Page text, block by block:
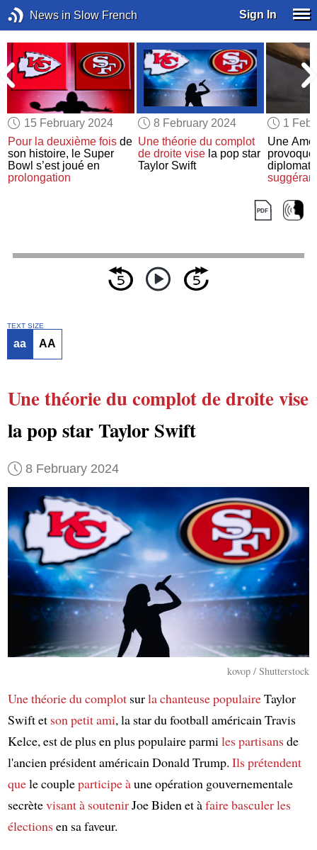
News in Slow French Sign In
15 February 2024
Pour la deuxième fois de
son histoire, le Super
Bowl s’est joué en
prolongation
8 February 2024
Une théorie du complot
de droite visela pop star
Taylor Swift
1
Une
TEXT SIZE
aa AA
Une théorie du complot de droitevise
la pop star Taylor Swift
8 February 2024
kovop / Shutterstock
Une théorie du complotsurla chanteuse populaireTaylor
Swift et son petit ami, la star du football américain Travis
Kelce, est de plus en plus populaire parmi les partisansde
l'ancien président américain Donald Trump. Ils prétendent
quele coupleparticipe àune opération gouvernementale
secrètevisant à soutenirJoe Biden et àfaire basculer les
électionsen sa faveur.